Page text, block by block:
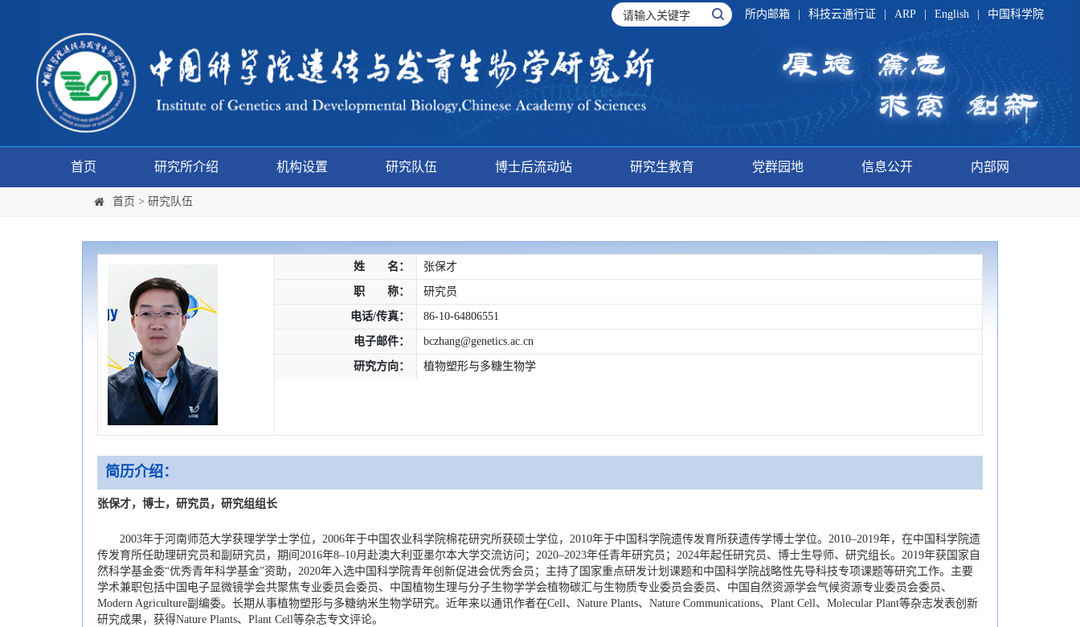
所内邮箱 科技云通行证 ARP English 中国科学院
首页 研究所介绍 机构设置 研究队伍 博士后流动站 研究生教育 党群园地 信息公开 内部网
首页 > 研究队伍
姓 名： 张保才
职 称： 研究员
电话/传真： 86-10-64806551
电子邮件： bczhang@genetics.ac.cn
研究方向： 植物塑形与多糖生物学
简历介绍：
张保才，博士，研究员，研究组组长
2003年于河南师范大学获理学学士学位，2006年于中国农业科学院棉花研究所获硕士学位，2010年于中国科学院遗传发育所获遗传学博士学位。2010–2019年，在中国科学院遗
传发育所任助理研究员和副研究员，期间2016年8–10月赴澳大利亚墨尔本大学交流访问；2020–2023年任青年研究员；2024年起任研究员、博士生导师、研究组长。2019年获国家自
然科学基金委“优秀青年科学基金”资助，2020年入选中国科学院青年创新促进会优秀会员；主持了国家重点研发计划课题和中国科学院战略性先导科技专项课题等研究工作。主要
学术兼职包括中国电子显微镜学会共聚焦专业委员会委员、中国植物生理与分子生物学学会植物碳汇与生物质专业委员会委员、中国自然资源学会气候资源专业委员会委员、
Modern Agriculture副编委。长期从事植物塑形与多糖纳米生物学研究。近年来以通讯作者在Cell、Nature Plants、Nature Communications、Plant Cell、Molecular Plant等杂志发表创新
研究成果，获得Nature Plants、Plant Cell等杂志专文评论。